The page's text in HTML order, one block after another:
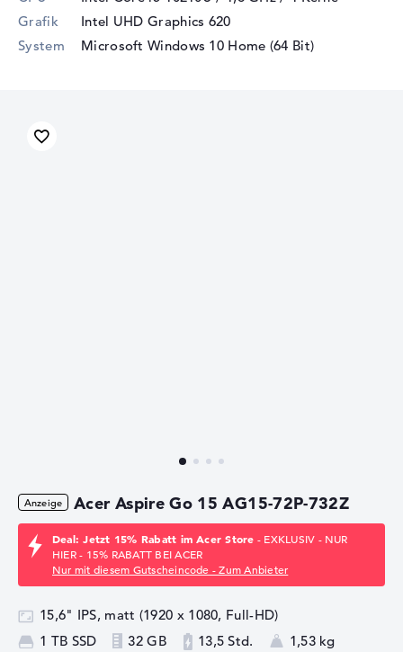
Grafik
Intel UHD Graphics 620
System
Microsoft Windows 10 Home (64 Bit)
Acer Aspire Go 15 AG15-72P-732Z
Deal: Jetzt 15% Rabatt im Acer Store - EXKLUSIV - NUR
HIER - 15% RABATT BEI ACER
Nur mit diesem Gutscheincode - Zum Anbieter
15,6" IPS, matt (1920 x 1080, Full-HD)
1 TB SSD
32 GB 13,5 Std. 1,53 kg